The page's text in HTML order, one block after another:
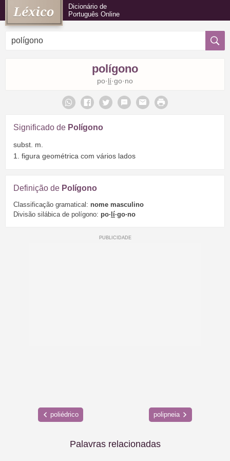
Dicionário de
Português Online
polígono
po·lí·go·no
Significado de Polígono
subst. m.
1. figura geométrica com vários lados
Definição de Polígono
Classificação gramatical: nome masculino
Divisão silábica de polígono: po·lí·go·no
poliédrico polipneia
Palavras relacionadas